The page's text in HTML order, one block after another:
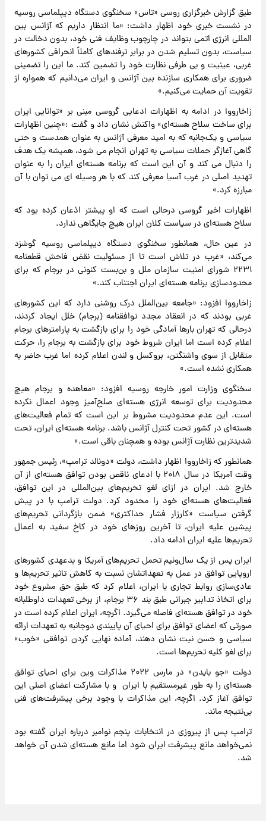
طبق گزارش خبرگزاری روسی «تاس» سخنگوی دستگاه دیپلماسی روسیه
در نشست خبری خود اظهار داشت: «ما انتظار داریم که آژانس بین
المللی انرژی اتمی بتواند در چارچوب وظایف فنی خود، بدون دخالت در
سیاست، بدون تسلیم شدن در برابر ترفندهای کاملاً انحرافی کشورهای
غربی، عینیت و بی طرفی نظارت خود را تضمین کند. ما این را تضمینی
ضروری برای همکاری سازنده بین آژانس و ایران می‌دانیم که همواره از
تقویت آن حمایت می‌کنیم.»
زاخارووا در ادامه به اظهارات ادعایی گروسی مبنی بر «توانایی ایران
برای ساخت سلاح هسته‌ای» واکنش نشان داد و گفت :«چنین اظهارات
سیاسی و یک‌جانبه که به امید معرفی آژانس به عنوان همدست و حتی
گاهی آغازگر حملات سیاسی به تهران انجام می شود، همیشه یک هدف
را دنبال می کند و آن این است که برنامه هسته‌ای ایران را به عنوان
تهدید اصلی در غرب آسیا معرفی کند که با هر وسیله ای می توان با آن
مبارزه کرد.»
اظهارات اخیر گروسی درحالی است که او پیشتر اذعان کرده بود که
سلاح هسته‌ای در سیاست کلان ایران هیچ جایگاهی ندارد.
در عین حال، همانطور سخنگوی دستگاه دیپلماسی روسیه گوشزد
می‌کند، «غرب در تلاش است تا از مسئولیت نقض فاحش قطعنامه
۲۲۳۱ شورای امنیت سازمان ملل و بن‌بست کنونی در برجام که برای
محدودسازی برنامه هسته‌ای ایران اجتناب کند.»
زاخارووا افزود: «جامعه بین‌الملل درک روشنی دارد که این کشورهای
غربی بودند که در انعقاد مجدد توافقنامه (برجام) خلل ایجاد کردند،
درحالی که تهران بارها آمادگی خود را برای بازگشت به پارامترهای برجام
اعلام کرده است اما ایران شروط خود برای بازگشت به برجام را، حرکت
متقابل از سوی واشنگتن، بروکسل و لندن اعلام کرده اما غرب حاضر به
همکاری نشده است.»
سخنگوی وزارت امور خارجه روسیه افزود: «معاهده و برجام هیچ
محدودیت برای توسعه انرژی هسته‌ای صلح‌آمیز وجود اعمال نکرده
است. این عدم محدودیت مشروط بر این است که تمام فعالیت‌های
هسته‌ای در کشور تحت کنترل آژانس باشد. برنامه هسته‌ای ایران، تحت
شدیدترین نظارت آژانس بوده و همچنان باقی است.»
همانطور که زاخارووا اظهار داشت، دولت «دونالد ترامپ»، رئیس جمهور
وقت آمریکا در سال ۲۰۱۸ با ادعای ناقص بودن توافق هسته‌ای از آن
خارج شد. ایران در ازای لغو تحریم‌های بین‌المللی در این توافق،
فعالیت‌های هسته‌ای خود را محدود کرد. دولت ترامپ با در پیش
گرفتن سیاست «کارزار فشار حداکثری» ضمن بازگردانی تحریم‌های
پیشین علیه ایران، تا آخرین روزهای خود در کاخ سفید به اعمال
تحریم‌ها علیه ایران ادامه داد.
ایران پس از یک سال‌ونیم تحمل تحریم‌های آمریکا و بدعهدی کشورهای
اروپایی توافق در عمل به تعهداتشان نسبت به کاهش تاثیر تحریم‌ها و
عادی‌سازی روابط تجاری با ایران، اعلام کرد که طبق حق مشروع خود
برای اتخاذ تدابیر جبرانی طبق بند ۳۶ برجام، از برخی تعهدات داوطلبانه
خود در توافق هسته‌ای فاصله می‌گیرد. اگرچه، ایران اعلام کرده است در
صورتی که اعضای توافق برای احیای آن پایبندی دوجانبه به تعهدات ارائه
سیاسی و حسن نیت نشان دهند، آماده نهایی کردن توافقی «خوب»
برای لغو کلیه تحریم‌ها است.
دولت «جو بایدن» در مارس ۲۰۲۲ مذاکرات وین برای احیای توافق
هسته‌ای را به طور غیرمستقیم با ایران و با مشارکت اعضای اصلی این
توافق آغاز کرد. اگرچه، این مذاکرات با وجود برخی پیشرفت‌های فنی
بی‌نتیجه ماند.
ترامپ پس از پیروزی در انتخابات پنجم نوامبر درباره ایران گفته بود
نمی‌خواهد مانع پیشرفت ایران شود اما مانع هسته‌ای شدن آن خواهد
شد.